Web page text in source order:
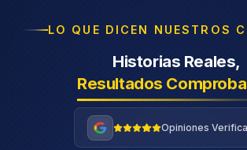
LO QUE DICEN NUESTROS
Historias Reales,
Resultados
Opiniones